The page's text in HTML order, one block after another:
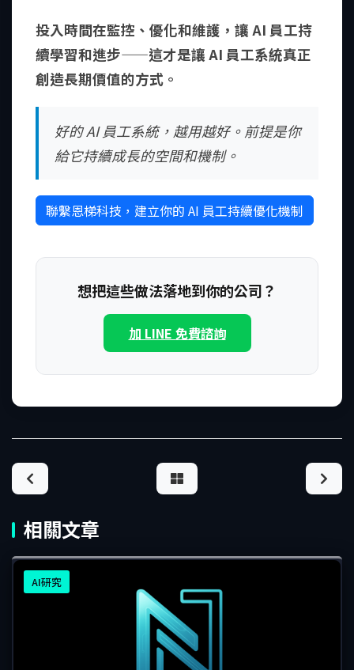
投入時間在監控、優化和維護，讓 AI 員工持
續學習和進步——這才是讓 AI 員工系統真正
創造長期價值的方式。
好的 AI 員工系統，越用越好。前提是你
給它持續成長的空間和機制。
聯繫恩梯科技，建立你的 AI 員工持續優化機制
想把這些做法落地到你的公司？
加 LINE 免費諮詢
相關文章
AI研究